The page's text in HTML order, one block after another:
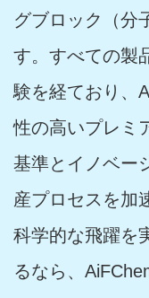
グブロック（分
す。すべての製
験を経ており、
性の高いプレミ
基準とイノベー
産プロセスを加
科学的な飛躍を
るなら、